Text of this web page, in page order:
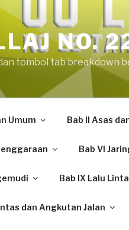
NO.
tombol tab breakdown
Umum Bab II Asas
Bab VI
Bab IX Lalu
dan Angkutan Jalan